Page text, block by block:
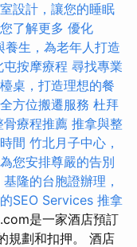
設計，讓您的睡眠
了解更多 優化
生，為老年人打造
屯按摩療程 尋找專業
桌，打造理想的餐
方位搬遷服務 杜拜
骨療程推薦 推拿與整
間 竹北月子中心，
您安排尊嚴的告別
基隆的台胞證辦理，
SEO Services 推拿
.com是一家酒店預訂
規劃和扣押。 酒店